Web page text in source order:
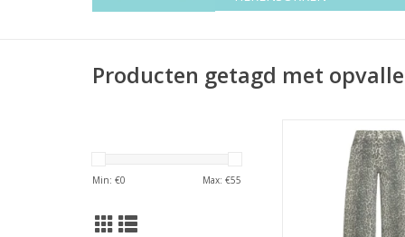
Producten getagd met
Min: €0 Max: €55
Wide leg jeans
TOEVOEGEN AAN